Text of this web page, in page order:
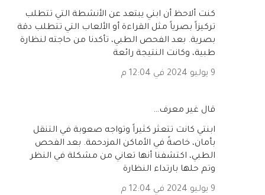
كنت ألاحظ أن ابني يبتعد عن الأنشطة التي تتطلب
تركيزاً بصرياً مثل القراءة أو الألعاب التي تتطلب دقة
بصرية. بعد الفحص الطبي، تأكدنا من حاجته لنظارة
طبية، وكانت النتيجة رائعة
9 يوليو 2024 في 12:04 م
‏قال غير معرف…
ابنتي كانت تتعثر كثيراً وتواجه صعوبة في التنقل
بأمان، خاصةً في الأماكن المزدحمة. بعد الفحص
الطبي، اكتشفنا أنها تعاني من مشكلة في النظر
وتم حلها بارتداء النظارة
9 يوليو 2024 في 12:04 م